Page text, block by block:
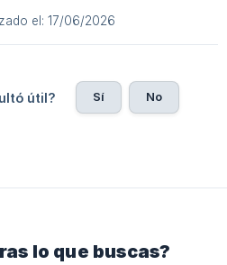
el: 17/06/2026
útil? Sí No
lo que buscas?